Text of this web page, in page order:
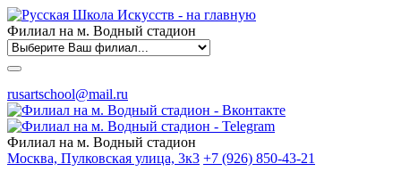
Филиал на м. Водный стадион
rusartschool@mail.ru
Филиал на м. Водный стадион
Москва, Пулковская улица, 3к3 +7 (926) 850-43-21